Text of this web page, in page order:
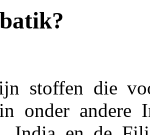
stoffen die
onder andere